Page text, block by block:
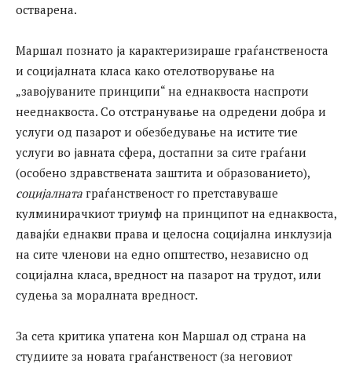
остварена.
Маршал познато ја карактеризираше граѓанственоста
и социјалната класа како отелотворување на
„завојуваните принципи“ на еднаквоста наспроти
нееднаквоста. Со отстранување на одредени добра и
услуги од пазарот и обезбедување на истите тие
услуги во јавната сфера, достапни за сите граѓани
(особено здравствената заштита и образованието),
социјалната граѓанственост го претставуваше
кулминирачкиот триумф на принципот на еднаквоста,
давајќи еднакви права и целосна социјална инклузија
на сите членови на едно општество, независно од
социјална класа, вредност на пазарот на трудот, или
судења за моралната вредност.
За сета критика упатена кон Маршал од страна на
студиите за новата граѓанственост (за неговиот